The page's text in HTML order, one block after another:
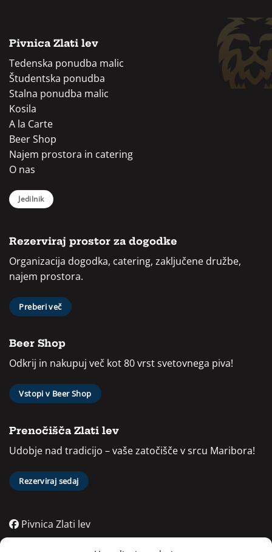
Pivnica Zlati lev
Tedenska ponudba malic
Študentska ponudba
Stalna ponudba malic
Kosila
A la Carte
Beer Shop
Najem prostora in catering
O nas
Jedilnik
Rezerviraj prostor za dogodke
Organizacija dogodka, catering, zaključene družbe,
najem prostora.
Preberi več
Beer Shop
Odkrij in nakupuj več kot 80 vrst svetovnega piva!
Vstopi v Beer Shop
Prenočišča Zlati lev
Udobje nad tradicijo – vaše zatočišče v srcu Maribora!
Rezerviraj sedaj
Pivnica Zlati lev